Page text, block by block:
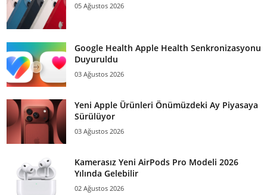
05 Ağustos 2026
Google Health Apple Health Senkronizasyonu
Duyuruldu
03 Ağustos 2026
Yeni Apple Ürünleri Önümüzdeki Ay Piyasaya
Sürülüyor
03 Ağustos 2026
Kamerasız Yeni AirPods Pro Modeli 2026
Yılında Gelebilir
02 Ağustos 2026